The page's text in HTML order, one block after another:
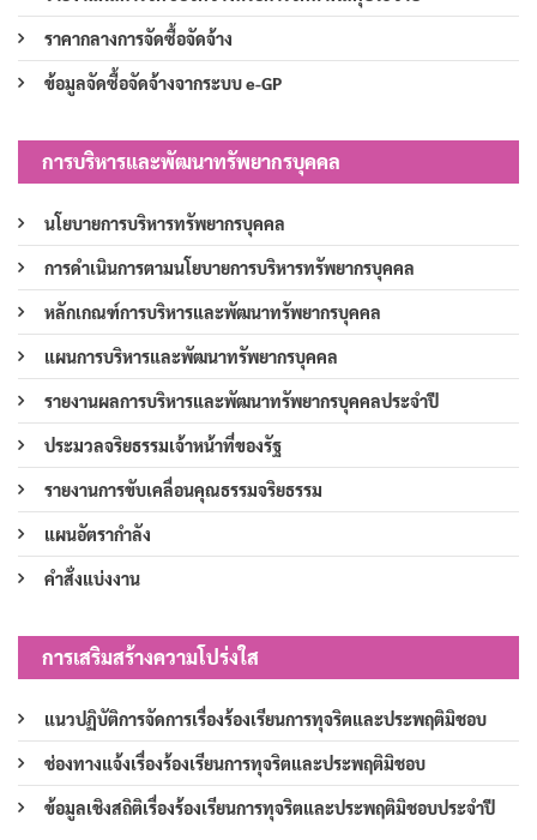
ราคากลางการจัดซื้อจัดจ้าง
ข้อมูลจัดซื้อจัดจ้างจากระบบ e-GP
การบริหารและพัฒนาทรัพยากรบุคคล
นโยบายการบริหารทรัพยากรบุคคล
การดำเนินการตามนโยบายการบริหารทรัพยากรบุคคล
หลักเกณฑ์การบริหารและพัฒนาทรัพยากรบุคคล
แผนการบริหารและพัฒนาทรัพยากรบุคคล
รายงานผลการบริหารและพัฒนาทรัพยากรบุคคลประจำปี
ประมวลจริยธรรมเจ้าหน้าที่ของรัฐ
รายงานการขับเคลื่อนคุณธรรมจริยธรรม
แผนอัตรากำลัง
คำสั่งแบ่งงาน
การเสริมสร้างความโปร่งใส
แนวปฏิบัติการจัดการเรื่องร้องเรียนการทุจริตและประพฤติมิชอบ
ช่องทางแจ้งเรื่องร้องเรียนการทุจริตและประพฤติมิชอบ
ข้อมูลเชิงสถิติเรื่องร้องเรียนการทุจริตและประพฤติมิชอบประจำปี